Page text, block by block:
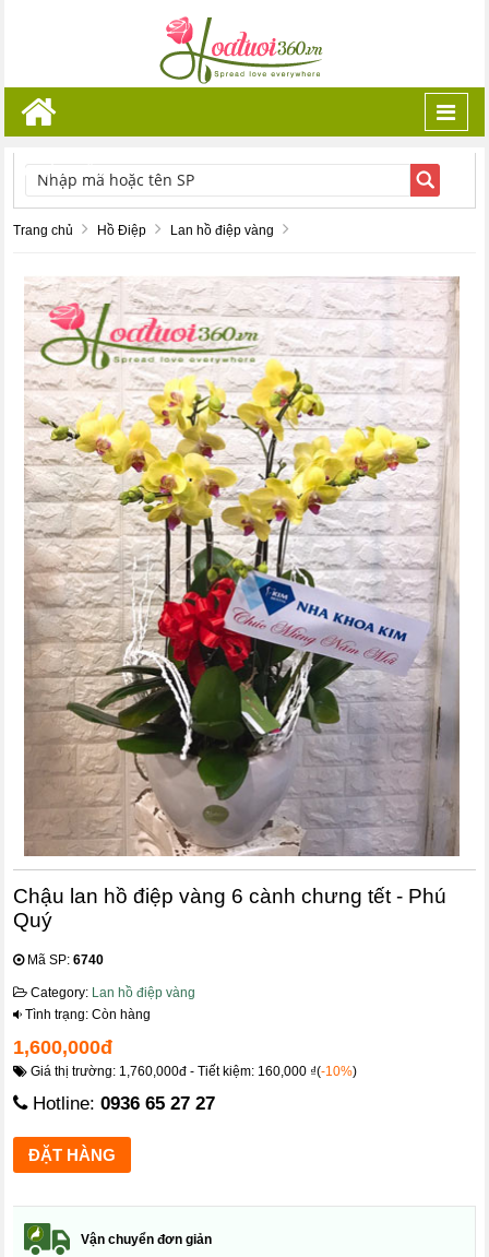
TÌM KIẾM
Trang chủ Hồ Điệp Lan hồ điệp vàng
Chậu lan hồ điệp vàng 6 cành chưng tết - Phú
Quý
Mã SP:6740
Category: Lan hồ điệp vàng
Tình trạng: Còn hàng
1,600,000đ
Giá thị trường: 1,760,000đ - Tiết kiệm: 160,000 ₫(-10%)
Hotline:0936 65 27 27
Vận chuyển đơn giản